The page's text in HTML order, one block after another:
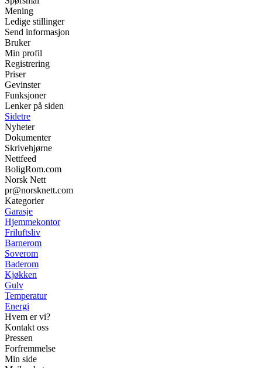
Mening
Ledige stillinger
Send informasjon
Bruker
Min profil
Registrering
Priser
Gevinster
Funksjoner
Lenker på siden
Sidetre
Nyheter
Dokumenter
Skrivehjørne
Nettfeed
BoligRom.com
Norsk Nett
pr@norsknett.com
Kategorier
Garasje
Hjemmekontor
Friluftsliv
Barnerom
Soverom
Baderom
Kjøkken
Gulv
Temperatur
Energi
Hvem er vi?
Kontakt oss
Pressen
Forfremmelse
Min side